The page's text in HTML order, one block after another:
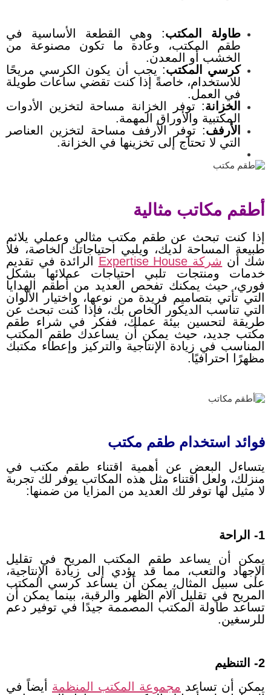
طاولة المكتب: وهي القطعة الأساسية في
طقم المكتب، وعادة ما تكون مصنوعة من
الخشب أو المعدن.
كرسي المكتب: يجب أن يكون الكرسي مريحًا
للاستخدام، خاصةً إذا كنت تقضي ساعات طويلة
في العمل.
الخزانة: توفر الخزانة مساحة لتخزين الأدوات
المكتبية والأوراق المهمة.
الأرفف: توفر الأرفف مساحة لتخزين العناصر
التي لا تحتاج إلى تخزينها في الخزانة.
أطقم مكاتب مثالية
إذا كنت تبحث عن طقم مكتب مثالي وعملي يلائم
طبيعة المساحة لديك، ويلبي احتياجاتك الخاصة، فلا
شك أن شركة Expertise House
الرائدة في تقديم
خدمات ومنتجات تلبي احتياجات عملائها بشكل
فوري، حيث يمكنك تفحص العديد من أطقم الهدايا
التي تأتي بتصاميم فريدة من نوعها، واختيار الألوان
التي تناسب الديكور الخاص بك، فإذا كنت تبحث عن
طريقة لتحسين بيئة عملك، ففكر في شراء طقم
مكتب جديد، حيث يمكن أن يساعدك طقم المكتب
المناسب في زيادة الإنتاجية والتركيز وإعطاء مكتبك
مظهرًا احترافيًا.
فوائد استخدام طقم مكتب
يتساءل البعض عن أهمية اقتناء طقم مكتب في
منزلك، ولعل اقتناء مثل هذه المكاتب يوفر لك تجربة
لا مثيل لها توفر لك العديد من المزايا من ضمنها:
1- الراحة
يمكن أن يساعد طقم المكتب المريح في تقليل
الإجهاد والتعب، مما قد يؤدي إلى زيادة الإنتاجية،
على سبيل المثال، يمكن أن يساعد كرسي المكتب
المريح في تقليل آلام الظهر والرقبة، بينما يمكن أن
تساعد طاولة المكتب المصممة جيدًا في توفير دعم
للرسغين.
2- التنظيم
يمكن أن تساعد مجموعة المكتب المنظمة أيضاً في